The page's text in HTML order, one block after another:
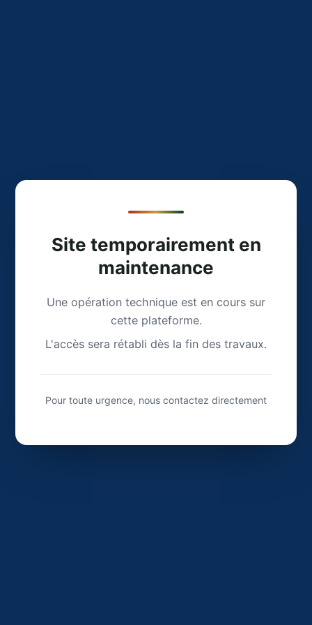
Site temporairement en
maintenance
Une opération technique est en cours sur
cette plateforme.
L'accès sera rétabli dès la fin des travaux.
Pour toute urgence, nous contactez directement